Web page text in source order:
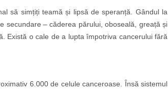
să simțiți teamă și lipsă de speranță. Gândul la
secundare – căderea părului, oboseală, greață și
Există o cale de a lupta împotriva cancerului fără
6.000 de celule canceroase. Însă sistemul